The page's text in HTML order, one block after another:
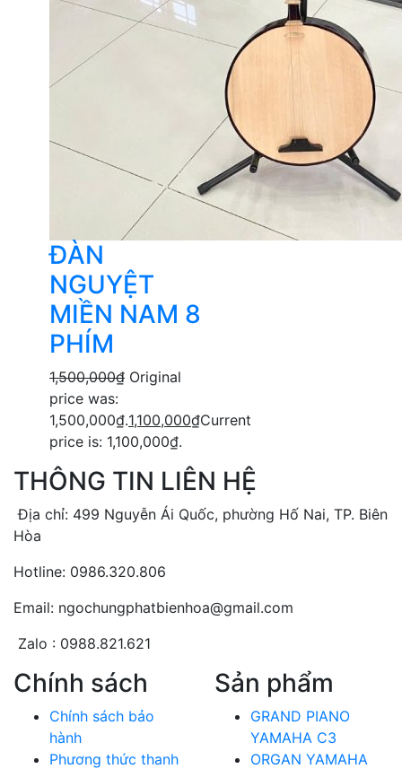
ĐÀN
NGUYỆT
MIỀN NAM 8
PHÍM
1,500,000₫ Original
price was:
1,500,000₫.1,100,000₫Current
price is: 1,100,000₫.
THÔNG TIN LIÊN HỆ
Địa chỉ: 499 Nguyễn Ái Quốc, phường Hố Nai, TP. Biên
Hòa
Hotline: 0986.320.806
Email: ngochungphatbienhoa@gmail.com
Zalo : 0988.821.621
Chính sách
Chính sách bảo
hành
Phương thức thanh
Sản phẩm
GRAND PIANO
YAMAHA C3
ORGAN YAMAHA